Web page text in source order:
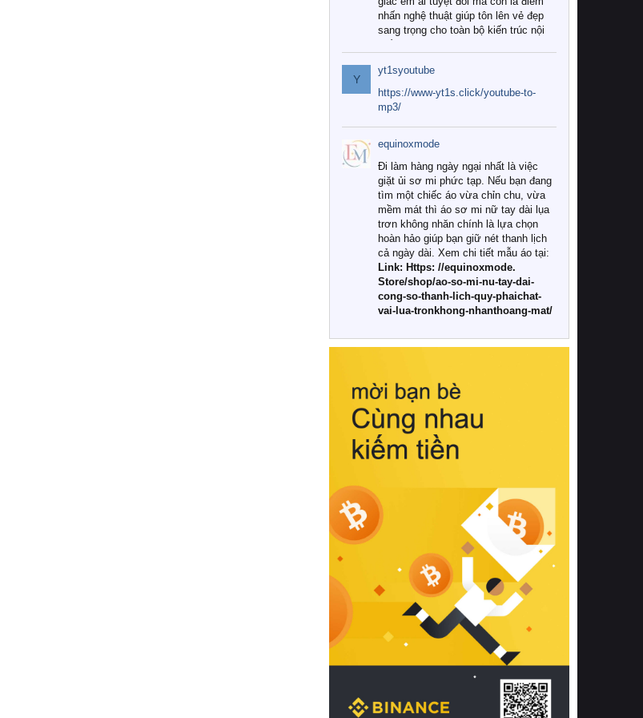
nhấn nghệ thuật giúp tôn lên vẻ đẹp
sang trọng cho toàn bộ kiến trúc nội
Tuy nhiên, giữa thị trường đa dạng
với vô vàn thương hiệu và mẫu mã
như hiện nay, làm thế nào để chọn
được những bộ chăn ga gối đệm cao
cấp thực sự chất lượng, phù hợp với
khí hậu và nhu cầu sử dụng của gia
đình? Hãy cùng chúng tôi đi tìm lời
giải đáp chi tiết qua bài viết dưới đây.
1. Tại sao các gia đình hiện đại lại ưa
chuộng chăn ga gối đệm cao cấp?
Khác với các dòng sản phẩm thông
thường, những bộ chăn ga gối đệm
cao cấp trải qua quy trình sản xuất
nghiêm ngặt từ khâu chọn lọc nguyên
liệu tự nhiên đến công nghệ dệt
nhuộm hiện đại không chứa hóa chất
này, bạn sẽ cảm nhận rõ rệt sự khác
hồi chuẩn xác của phần đệm nâng đỡ
cột sống.
Bên cạnh đó, việc lựa chọn các dòng
sản phẩm đạt chuẩn chất lượng quốc
tế còn giúp ngăn ngừa tình trạng kích
khuẩn và nấm mốc trong điều kiện
thời tiết nóng ẩm. Bạn có thể tìm hiểu
thêm các nghiên cứu khoa học về tác
động của giấc ngủ và môi trường
phòng ngủ đối với sức khỏe con
người tại Sleep Foundation (External
Link) để có cái nhìn toàn diện hơn.
2. Các tiêu chí vàng khi lựa chọn
chăn ga gối đệm cao cấp cho phòng
ngủ
Để sở hữu một bộ chăn ga gối đệm
cao cấp hoàn hảo cả về thẩm mỹ lẫn
công năng, người tiêu dùng cần cân
nhắc kỹ lưỡng các tiêu chí quan trọng
Y
yt1syoutube
https://www-yt1s.click/youtube-to-
mp3/
equinoxmode
Đi làm hàng ngày ngại nhất là việc
giặt ủi sơ mi phức tạp. Nếu bạn đang
tìm một chiếc áo vừa chỉn chu, vừa
mềm mát thì áo sơ mi nữ tay dài lụa
trơn không nhăn chính là lựa chọn
hoàn hảo giúp bạn giữ nét thanh lịch
cả ngày dài. Xem chi tiết mẫu áo tại:
Link: Https: //equinoxmode.
Store/shop/ao-so-mi-nu-tay-dai-
cong-so-thanh-lich-quy-phaichat-
vai-lua-tronkhong-nhanthoang-mat/